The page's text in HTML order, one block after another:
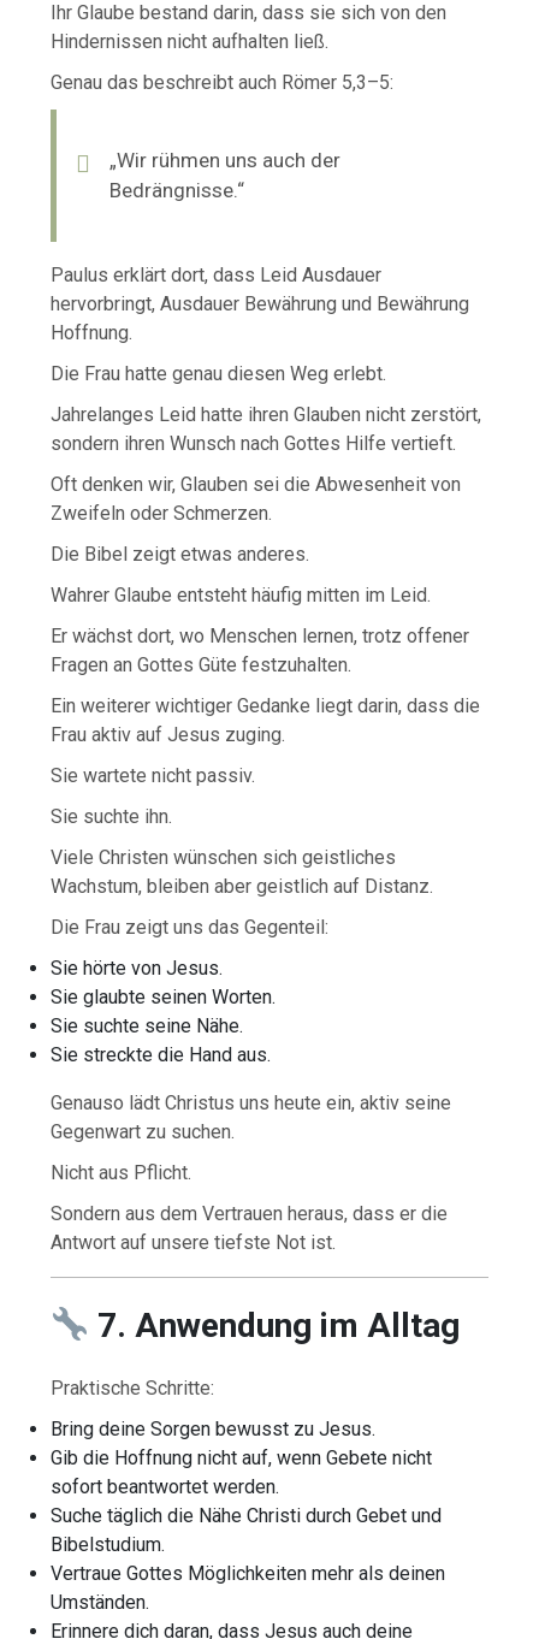
Ihr Glaube bestand darin, dass sie sich von den
Hindernissen nicht aufhalten ließ.
Genau das beschreibt auch Römer 5,3–5:
„Wir rühmen uns auch der
Bedrängnisse.“
Paulus erklärt dort, dass Leid Ausdauer
hervorbringt, Ausdauer Bewährung und Bewährung
Hoffnung.
Die Frau hatte genau diesen Weg erlebt.
Jahrelanges Leid hatte ihren Glauben nicht zerstört,
sondern ihren Wunsch nach Gottes Hilfe vertieft.
Oft denken wir, Glauben sei die Abwesenheit von
Zweifeln oder Schmerzen.
Die Bibel zeigt etwas anderes.
Wahrer Glaube entsteht häufig mitten im Leid.
Er wächst dort, wo Menschen lernen, trotz offener
Fragen an Gottes Güte festzuhalten.
Ein weiterer wichtiger Gedanke liegt darin, dass die
Frau aktiv auf Jesus zuging.
Sie wartete nicht passiv.
Sie suchte ihn.
Viele Christen wünschen sich geistliches
Wachstum, bleiben aber geistlich auf Distanz.
Die Frau zeigt uns das Gegenteil:
Sie hörte von Jesus.
Sie glaubte seinen Worten.
Sie suchte seine Nähe.
Sie streckte die Hand aus.
Genauso lädt Christus uns heute ein, aktiv seine
Gegenwart zu suchen.
Nicht aus Pflicht.
Sondern aus dem Vertrauen heraus, dass er die
Antwort auf unsere tiefste Not ist.
7. Anwendung im Alltag
Praktische Schritte:
Bring deine Sorgen bewusst zu Jesus.
Gib die Hoffnung nicht auf, wenn Gebete nicht
sofort beantwortet werden.
Suche täglich die Nähe Christi durch Gebet und
Bibelstudium.
Vertraue Gottes Möglichkeiten mehr als deinen
Umständen.
Erinnere dich daran, dass Jesus auch deine